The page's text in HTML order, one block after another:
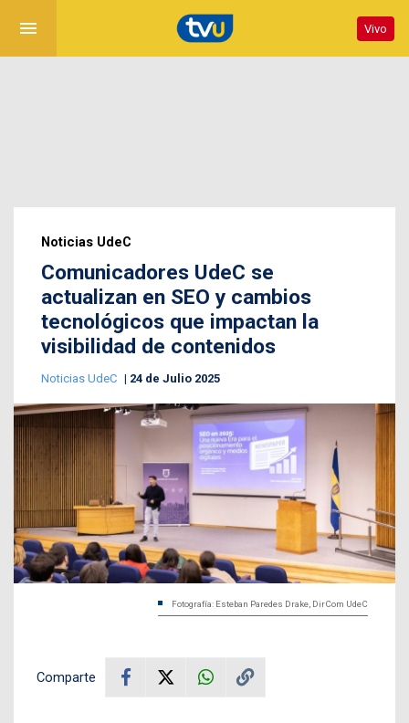
menu Vivo
Noticias UdeC
Comunicadores UdeC se
actualizan en SEO y cambios
tecnológicos que impactan la
visibilidad de contenidos
Noticias UdeC 24 de Julio 2025
Fotografía: Esteban Paredes Drake, DirCom UdeC
Comparte